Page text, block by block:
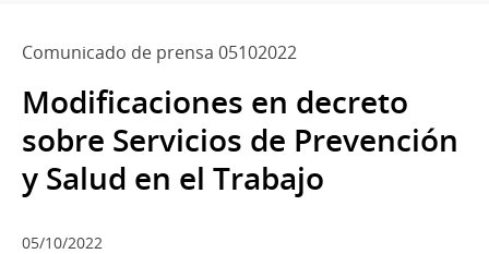
Comunicado de prensa 05102022
Modificaciones en decreto
sobre Servicios de Prevención
y Salud en el Trabajo
05/10/2022